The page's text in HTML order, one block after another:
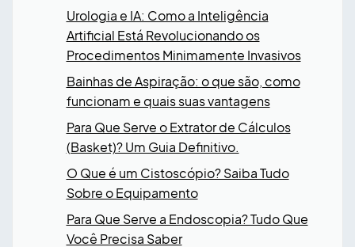
Urologia e IA: Como a Inteligência
Artificial Está Revolucionando os
Procedimentos Minimamente Invasivos
Bainhas de Aspiração: o que são, como
funcionam e quais suas vantagens
Para Que Serve o Extrator de Cálculos
(Basket)? Um Guia Definitivo.
O Que é um Cistoscópio? Saiba Tudo
Sobre o Equipamento
Para Que Serve a Endoscopia? Tudo Que
Você Precisa Saber